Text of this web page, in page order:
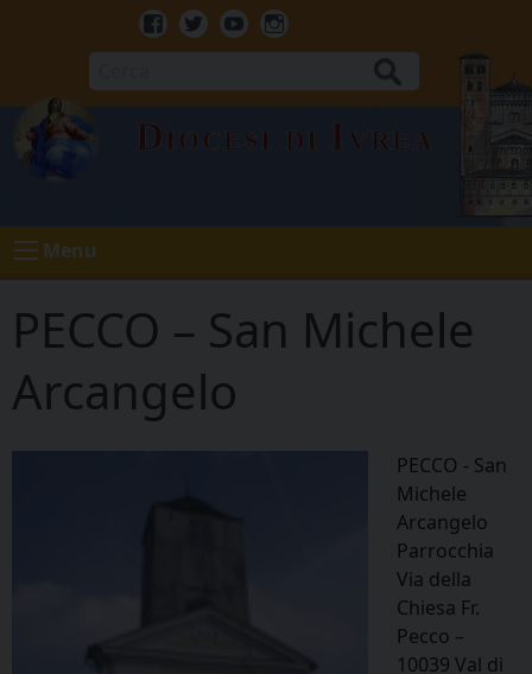
Facebook
TwitterYoutubeInstagram
Diocesi di Ivrea
Menu
PECCO – San Michele
Arcangelo
PECCO - San
Michele
Arcangelo
Parrocchia
Via della
Chiesa Fr.
Pecco –
10039 Val di